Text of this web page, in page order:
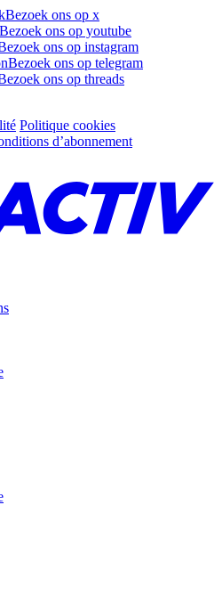
Bezoek ons op x
Bezoek ons op youtube
ons op instagram
Bezoek ons op telegram
ons op threads
Politique cookies
d’abonnement